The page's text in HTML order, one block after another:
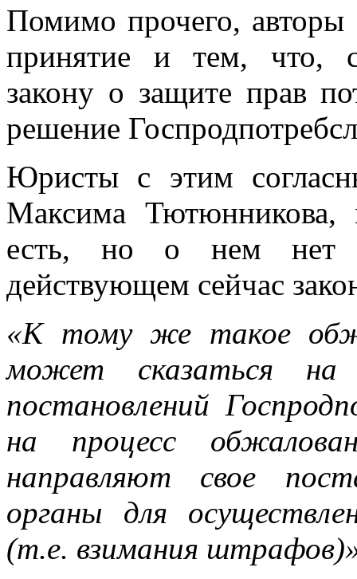
Помимо прочего, авторы
принятие и тем, что,
закону о защите прав
решение
Юристы с этим
Максима Тютюнникова,
есть, но о нем нет
действующем сейчас
«К тому же такое
может сказаться на
постановлений
на процесс
направляют свое
органы для
(т.е. взимания